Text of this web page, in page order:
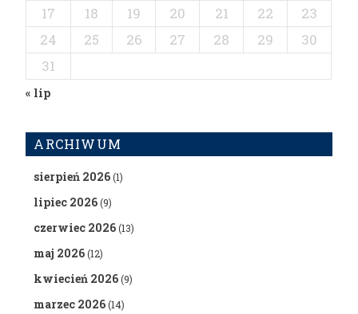
17
18 19 20 21 22
23
24
25 26 27 28 29
30
31
« lip
ARCHIWUM
sierpień 2026(1)
lipiec 2026(9)
czerwiec 2026(13)
maj 2026(12)
kwiecień 2026(9)
marzec 2026(14)